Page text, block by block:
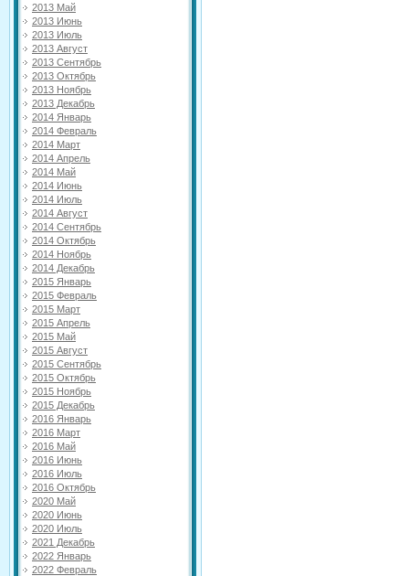
2013 Май
2013 Июнь
2013 Июль
2013 Август
2013 Сентябрь
2013 Октябрь
2013 Ноябрь
2013 Декабрь
2014 Январь
2014 Февраль
2014 Март
2014 Апрель
2014 Май
2014 Июнь
2014 Июль
2014 Август
2014 Сентябрь
2014 Октябрь
2014 Ноябрь
2014 Декабрь
2015 Январь
2015 Февраль
2015 Март
2015 Апрель
2015 Май
2015 Август
2015 Сентябрь
2015 Октябрь
2015 Ноябрь
2015 Декабрь
2016 Январь
2016 Март
2016 Май
2016 Июнь
2016 Июль
2016 Октябрь
2020 Май
2020 Июнь
2020 Июль
2021 Декабрь
2022 Январь
2022 Февраль